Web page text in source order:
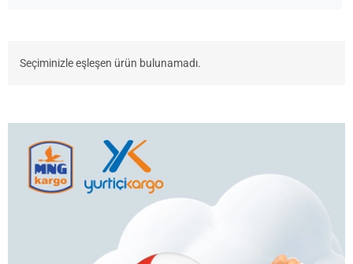
Seçiminizle eşleşen ürün bulunamadı.